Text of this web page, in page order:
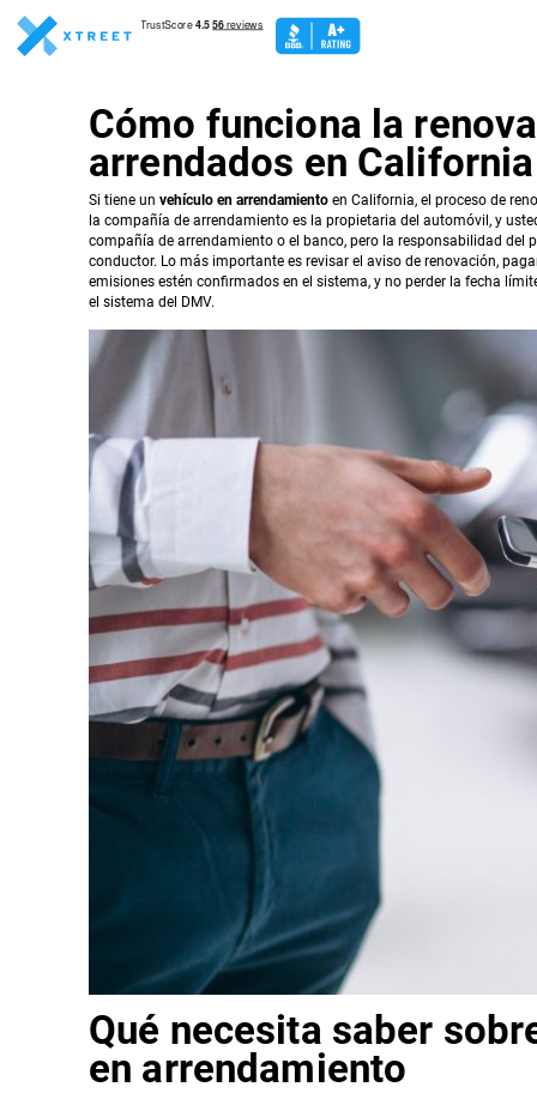
Cómo funciona la
arrendados en California
Si tiene un vehículo en arrendamiento en California, el proceso de
la compañía de arrendamiento es la propietaria del automóvil, y
compañía de arrendamiento o el banco, pero la responsabilidad del
conductor. Lo más importante es revisar el aviso de renovación,
emisiones estén confirmados en el sistema, y no perder la fecha
el sistema del DMV.
Qué necesita saber
en arrendamiento